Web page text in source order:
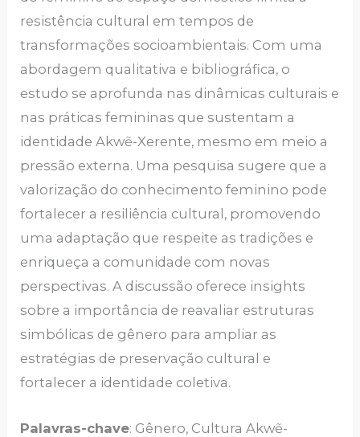
resistência cultural em tempos de
transformações socioambientais. Com uma
abordagem qualitativa e bibliográfica, o
estudo se aprofunda nas dinâmicas culturais e
nas práticas femininas que sustentam a
identidade Akwẽ-Xerente, mesmo em meio a
pressão externa. Uma pesquisa sugere que a
valorização do conhecimento feminino pode
fortalecer a resiliência cultural, promovendo
uma adaptação que respeite as tradições e
enriqueça a comunidade com novas
perspectivas. A discussão oferece insights
sobre a importância de reavaliar estruturas
simbólicas de gênero para ampliar as
estratégias de preservação cultural e
fortalecer a identidade coletiva.
Palavras-chave: Gênero, Cultura Akwẽ-